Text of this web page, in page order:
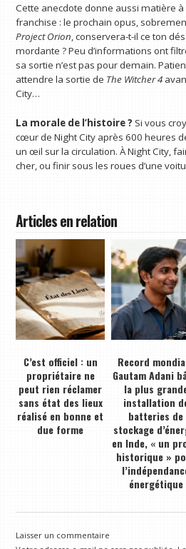
Cette anecdote donne aussi matière à
franchise : le prochain opus,
Project Orion, conservera-t-il ce ton
mordante ? Peu d’informations ont
sa sortie n’est pas pour demain.
attendre la sortie de The Witcher 4
City…
La morale de l’histoire ? Si vous
cœur de Night City après 600 heures
un œil sur la circulation. À Night City,
cher, ou finir sous les roues d’une
Articles en relation
C’est officiel : un
propriétaire ne
peut rien réclamer
sans état des lieux
réalisé en bonne et
due forme
Record
Gautam Adani
la plus
installation
batteries de
stockage
en Inde, « un
historique »
énergétique
Laisser un commentaire